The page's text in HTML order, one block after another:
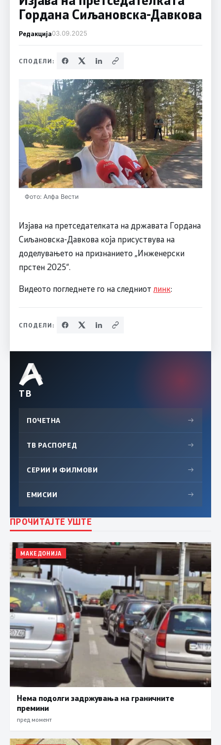
Гордана Сиљановска-Давкова
Редакција03.09.2025
СПОДЕЛИ:
Фото: Алфа Вести
Изјава на претседателката на државата Гордана
Сиљановска-Давкова која присуствува на
доделувањето на признанието „Инженерски
прстен 2025“.
Видеото погледнете го на следниот линк:
СПОДЕЛИ:
ТВ
ПОЧЕТНА →
ТВ РАСПОРЕД →
СЕРИИ И ФИЛМОВИ →
ЕМИСИИ →
ПРОЧИТАЈТЕ УШТЕ
МАКЕДОНИЈА
Нема подолги задржувања на граничните
премини
пред момент